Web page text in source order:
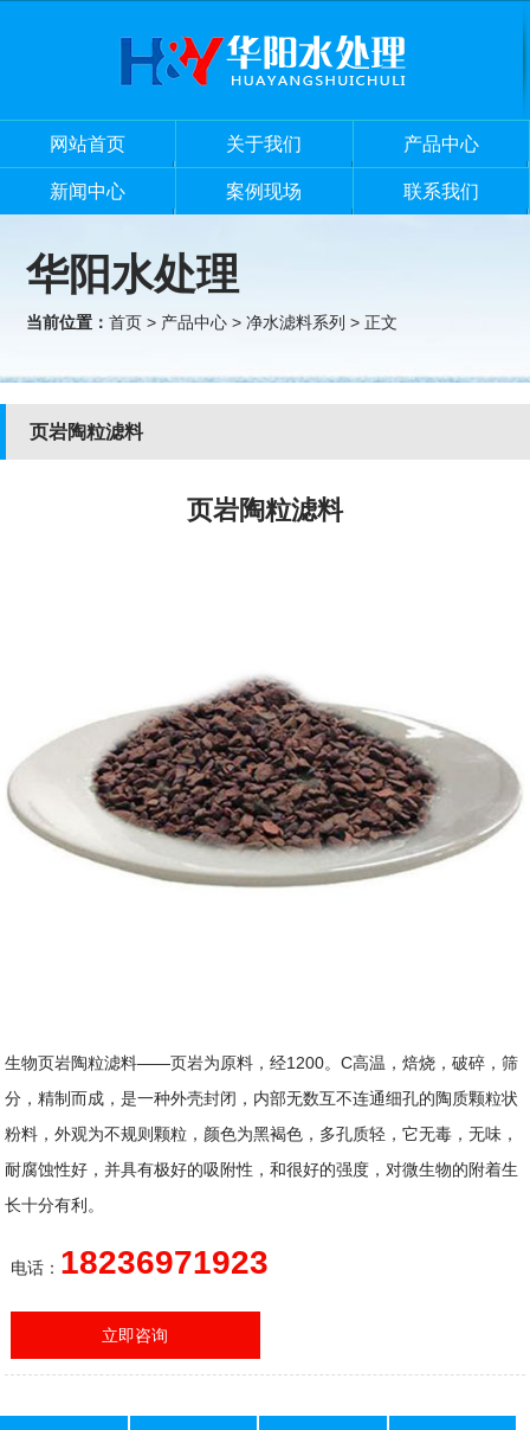
网站首页 关于我们 产品中心
新闻中心 案例现场 联系我们
华阳水处理
当前位置：首页 > 产品中心 >净水滤料系列 > 正文
页岩陶粒滤料
页岩陶粒滤料
生物页岩陶粒滤料——页岩为原料，经1200。C高温，焙烧，破碎，筛
分，精制而成，是一种外壳封闭，内部无数互不连通细孔的陶质颗粒状
粉料，外观为不规则颗粒，颜色为黑褐色，多孔质轻，它无毒，无味，
耐腐蚀性好，并具有极好的吸附性，和很好的强度，对微生物的附着生
长十分有利。
电话： 18236971923
立即咨询